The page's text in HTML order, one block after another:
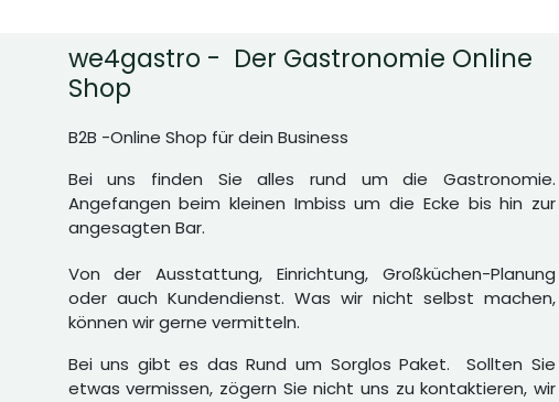
we4gastro - Der Gastronomie Online
Shop
B2B -Online Shop für dein Business
Bei uns finden Sie alles rund um die Gastronomie.
Angefangen beim kleinen Imbiss um die Ecke bis hin zur
angesagten Bar.
Von der Ausstattung, Einrichtung, Großküchen-Planung
oder auch Kundendienst. Was wir nicht selbst machen,
können wir gerne vermitteln.
Bei uns gibt es das Rund um Sorglos Paket. Sollten Sie
etwas vermissen, zögern Sie nicht uns zu kontaktieren, wir